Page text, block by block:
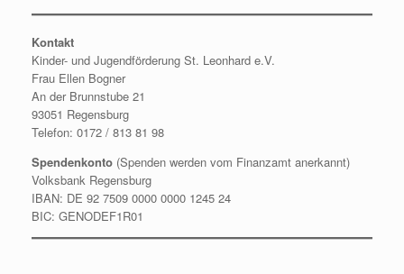
Kontakt
Kinder- und Jugendförderung St. Leonhard e.V.
Frau Ellen Bogner
An der Brunnstube 21
93051 Regensburg
Telefon: 0172 / 813 81 98
Spendenkonto (Spenden werden vom Finanzamt anerkannt)
Volksbank Regensburg
IBAN: DE 92 7509 0000 0000 1245 24
BIC: GENODEF1R01